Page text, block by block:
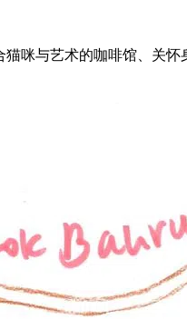
咪与艺术的咖啡馆、关